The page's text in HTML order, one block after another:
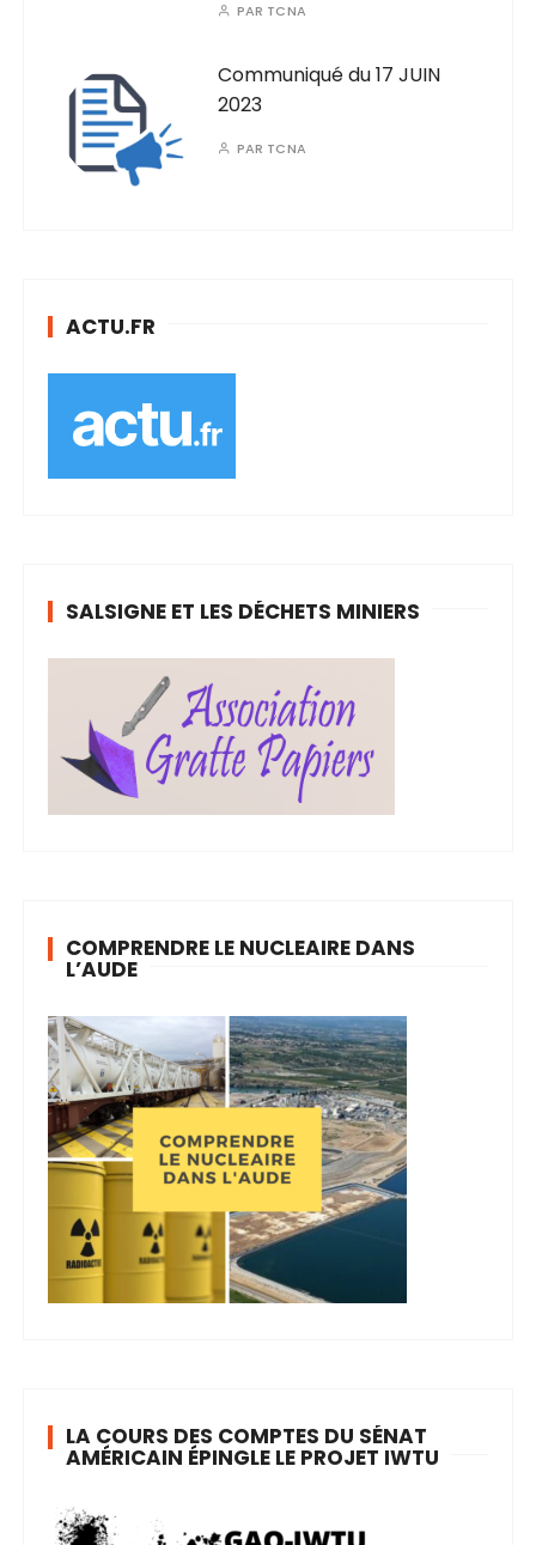
PAR TCNA
Communiqué du 17 JUIN
2023
PAR TCNA
ACTU.FR
SALSIGNE ET LES DÉCHETS MINIERS
COMPRENDRE LE NUCLEAIRE DANS
L’AUDE
LA COURS DES COMPTES DU SÉNAT
AMÉRICAIN ÉPINGLE LE PROJET IWTU